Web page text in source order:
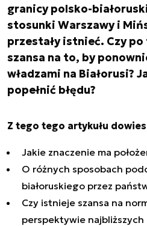
granicy polsko-
stosunki Warszawy i
przestały istnieć. Czy
szansa na to, by
władzami na Białorusi?
popełnić błędu?
Z tego tego artykułu
Jakie znaczenie ma
O różnych sposobach
białoruskiego przez
Czy istnieje szansa na
perspektywie najbliższych